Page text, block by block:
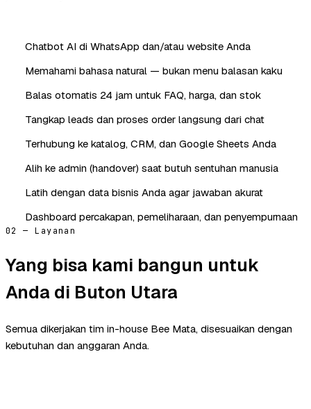
Chatbot AI di WhatsApp dan/atau website Anda
Memahami bahasa natural — bukan menu balasan kaku
Balas otomatis 24 jam untuk FAQ, harga, dan stok
Tangkap leads dan proses order langsung dari chat
Terhubung ke katalog, CRM, dan Google Sheets Anda
Alih ke admin (handover) saat butuh sentuhan manusia
Latih dengan data bisnis Anda agar jawaban akurat
Dashboard percakapan, pemeliharaan, dan penyempurnaan
02 — Layanan
Yang bisa kami bangun untuk
Anda di Buton Utara
Semua dikerjakan tim in-house Bee Mata, disesuaikan dengan
kebutuhan dan anggaran Anda.